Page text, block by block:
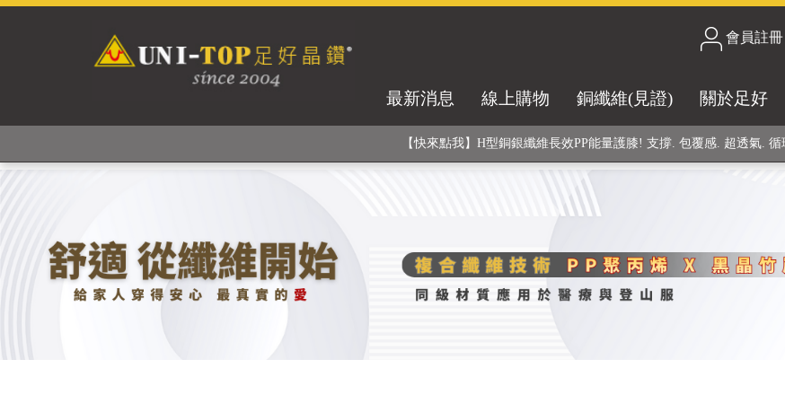
會員註冊
最新消息 線上購物 銅纖維(見證) 關於足好
銅銀鍺元素融合紗線，長效抗菌除臭! 全程MIT製造，通過多項國際
【快來點我】H型銅銀纖維長效PP能量護膝! 支撐. 包覆感. 超透氣. 循
【快來點我】三金家族- 專利活氧 男女內褲系列